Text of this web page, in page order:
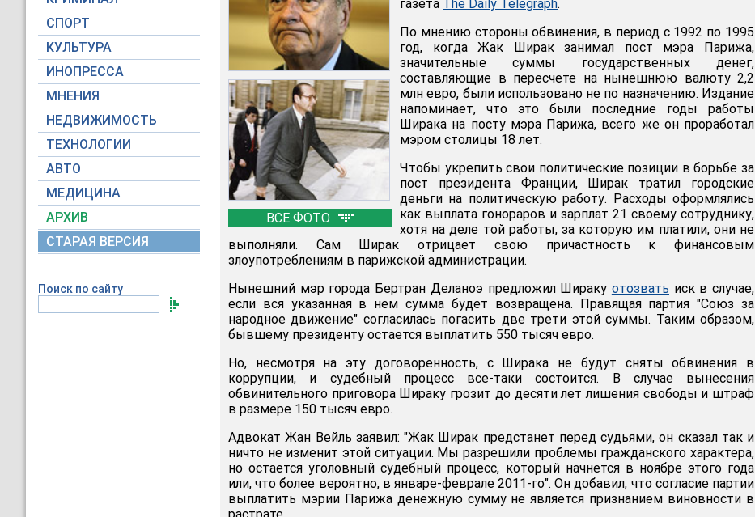
СПОРТ
КУЛЬТУРА
ИНОПРЕССА
МНЕНИЯ
НЕДВИЖИМОСТЬ
ТЕХНОЛОГИИ
АВТО
МЕДИЦИНА
АРХИВ
СТАРАЯ ВЕРСИЯ
Поиск по сайту
ВСЕ ФОТО
газета The Daily Telegraph.
По мнению стороны обвинения, в период с 1992 по 1995
год, когда Жак Ширак занимал пост мэра Парижа,
значительные суммы государственных денег,
составляющие в пересчете на нынешнюю валюту 2,2
млн евро, были использовано не по назначению. Издание
напоминает, что это были последние годы работы
Ширака на посту мэра Парижа, всего же он проработал
мэром столицы 18 лет.
Чтобы укрепить свои политические позиции в борьбе за
пост президента Франции, Ширак тратил городские
деньги на политическую работу. Расходы оформлялись
как выплата гонораров и зарплат 21 своему сотруднику,
хотя на деле той работы, за которую им платили, они не
выполняли. Сам Ширак отрицает свою причастность к финансовым
злоупотреблениям в парижской администрации.
Нынешний мэр города Бертран Деланоэ предложил Шираку отозвать иск в случае,
если вся указанная в нем сумма будет возвращена. Правящая партия "Союз за
народное движение" согласилась погасить две трети этой суммы. Таким образом,
бывшему президенту остается выплатить 550 тысяч евро.
Но, несмотря на эту договоренность, с Ширака не будут сняты обвинения в
коррупции, и судебный процесс все-таки состоится. В случае вынесения
обвинительного приговора Шираку грозит до десяти лет лишения свободы и штраф
в размере 150 тысяч евро.
Адвокат Жан Вейль заявил: "Жак Ширак предстанет перед судьями, он сказал так и
ничто не изменит этой ситуации. Мы разрешили проблемы гражданского характера,
но остается уголовный судебный процесс, который начнется в ноябре этого года
или, что более вероятно, в январе-феврале 2011-го". Он добавил, что согласие партии
выплатить мэрии Парижа денежную сумму не является признанием виновности в